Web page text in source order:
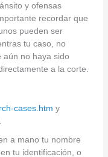
y ofensas
recordar que
pueden ser
tu caso, no
aún no haya sido
a la corte.
cases.htm y
a mano tu nombre
tu identificación, o